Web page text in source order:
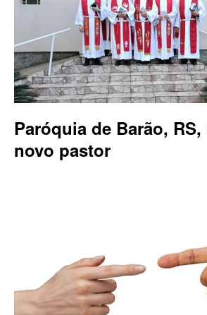
Paróquia de Barão, RS,
novo pastor